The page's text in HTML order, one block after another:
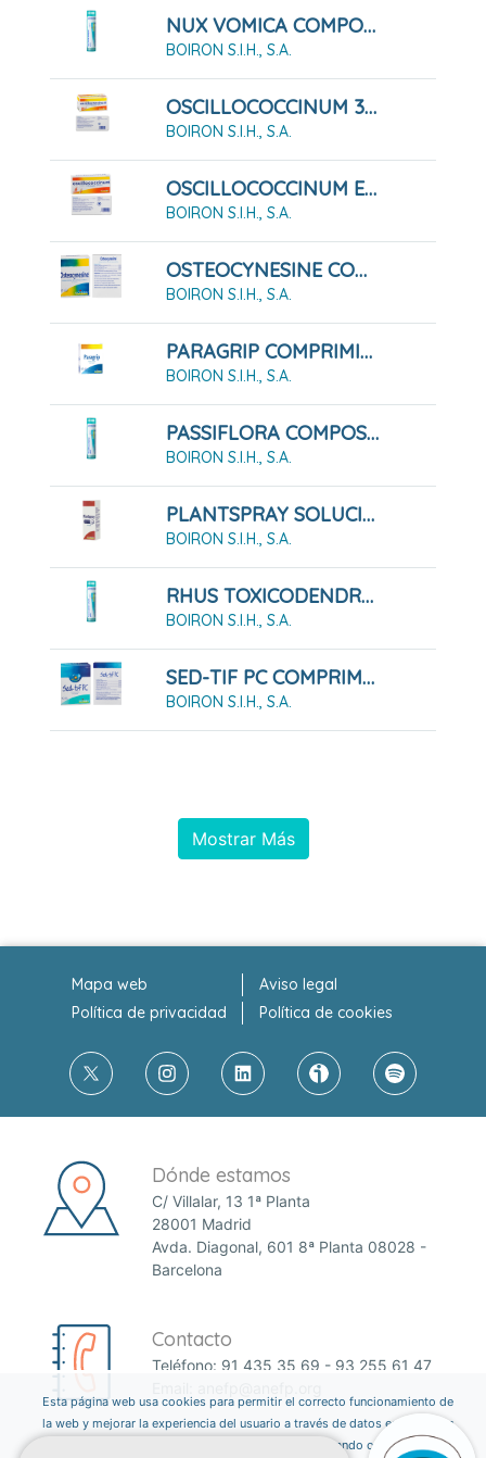
NUX VOMICA COMPOSE GLOBULOS BOIRON
BOIRON S.I.H., S.A.
OSCILLOCOCCINUM 30 ENVASES UNIDOSIS PARA GLÓBULOS
BOIRON S.I.H., S.A.
OSCILLOCOCCINUM ENVASE UNIDOSIS PARA GLÓBULOS, 6 UNIDOSIS
BOIRON S.I.H., S.A.
OSTEOCYNESINE COMPRIMIDOS BUCODISPERSABLES, 60 COMPRIMIDOS
BOIRON S.I.H., S.A.
PARAGRIP COMPRIMIDOS, 60 COMPRIMIDOS
BOIRON S.I.H., S.A.
PASSIFLORA COMPOSE GLOBULOS BOIRON
BOIRON S.I.H., S.A.
PLANTSPRAY SOLUCIÓN PARA PULVERIZACIÓN BUCAL, 20 ML
BOIRON S.I.H., S.A.
RHUS TOXICODENDRON COMPOSE GLOBULOS BOIRON
BOIRON S.I.H., S.A.
SED-TIF PC COMPRIMIDOS
BOIRON S.I.H., S.A.
Mostrar Más
Mapa web
Aviso legal
Política de privacidad
Política de cookies
Dónde estamos
C/ Villalar, 13 1ª Planta
28001 Madrid
Avda. Diagonal, 601 8ª Planta 08028 -
Barcelona
Contacto
Teléfono: 91 435 35 69 - 93 255 61 47
Esta página web usa cookies para permitir el correcto funcionamiento de
la web y mejorar la experiencia del usuario a través de datos estadísticos.
Puedes informarte sobre qué cookies estamos utilizando o desactivarlas